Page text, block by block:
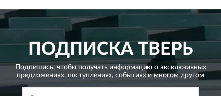
ПОДПИСКАТВЕРЬ
Подпишись, чтобы получать информацию о эксклюзивных
предложениях, поступлениях, событиях и многом другом